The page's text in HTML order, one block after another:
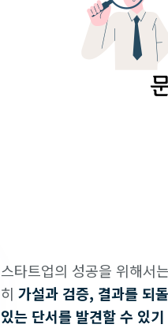
스타트업의 성공을 위해서
히가설과 검증, 결과를 되
있는 단서를 발견할 수 있